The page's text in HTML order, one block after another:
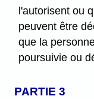
l'autorisent ou
peuvent être
que la
poursuivie ou
PARTIE 3